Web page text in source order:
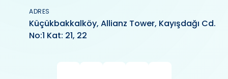
ADRES
Küçükbakkalköy, Allianz Tower, Kayışdağı Cd.
No:1 Kat: 21, 22